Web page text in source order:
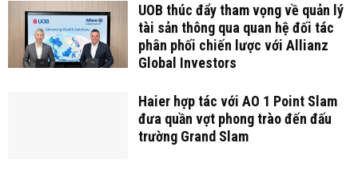
UOB thúc đẩy tham vọng về quản lý
tài sản thông qua quan hệ đối tác
phân phối chiến lược với Allianz
Global Investors
Haier hợp tác với AO 1 Point Slam
đưa quần vợt phong trào đến đấu
trường Grand Slam